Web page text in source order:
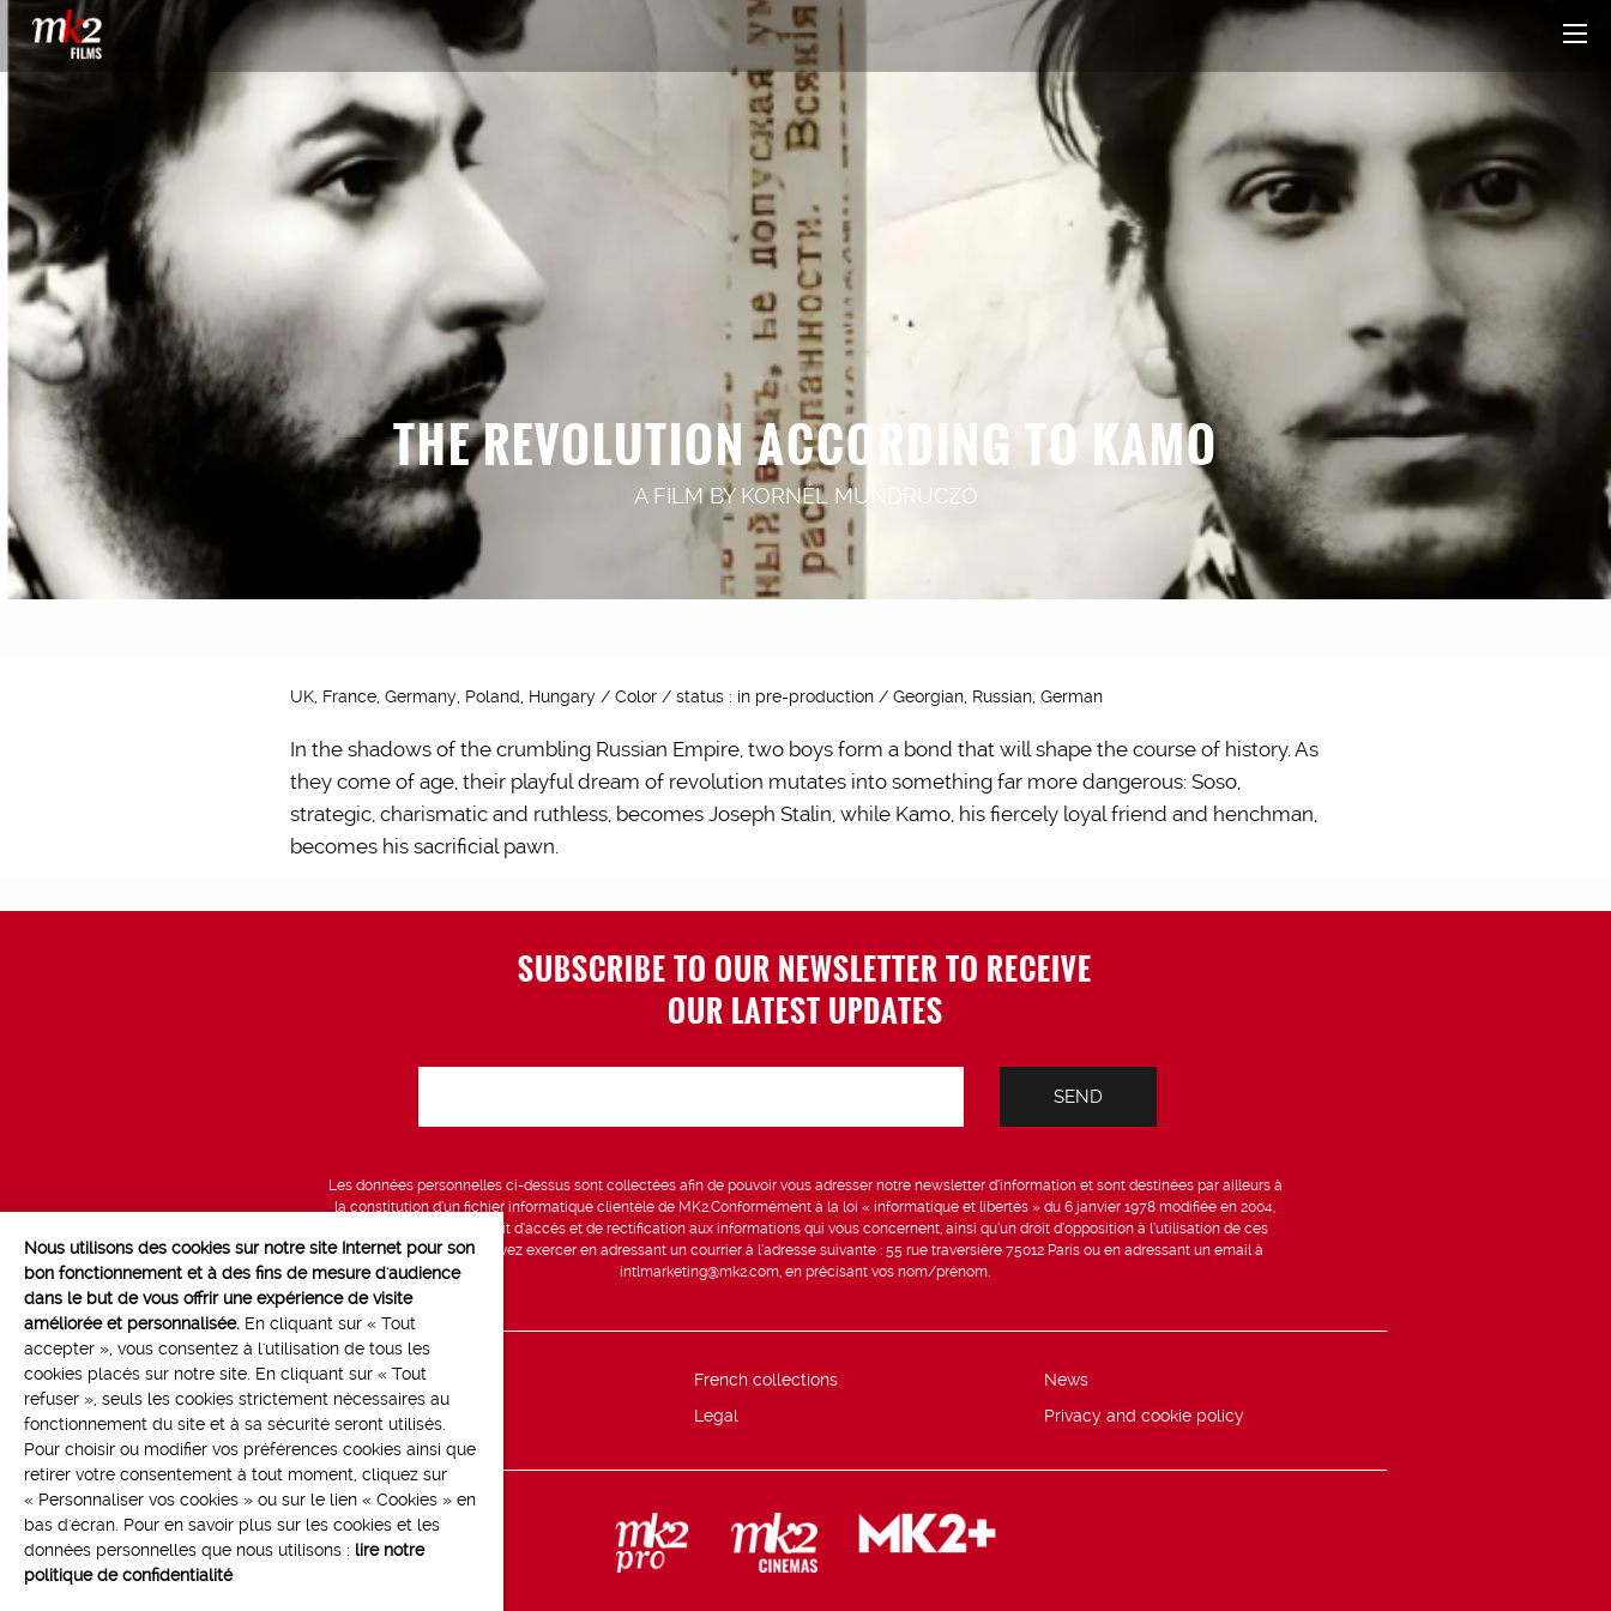
THE REVOLUTION ACCORDING TO KAMO
A FILM BY KORNÉL MUNDRUCZÓ
UK, France, Germany, Poland, Hungary / Color / status : in pre-production / Georgian, Russian, German
In the shadows of the crumbling Russian Empire, two boys form a bond that will shape the course of history. As
they come of age, their playful dream of revolution mutates into something far more dangerous: Soso,
strategic, charismatic and ruthless, becomes Joseph Stalin, while Kamo, his fiercely loyal friend and henchman,
becomes his sacrificial pawn.
SUBSCRIBE TO OUR NEWSLETTER TO RECEIVE
OUR LATEST UPDATES
Les données personnelles ci-dessus sont collectées afin de pouvoir vous adresser notre newsletter d’information et sont destinées par ailleurs à
la constitution d’un fichier informatique clientèle de MK2.Conformément à la loi « informatique et libertés » du 6 janvier 1978 modifiée en 2004,
vous bénéficiez d’un droit d’accès et de rectification aux informations qui vous concernent, ainsi qu’un droit d’opposition à l’utilisation de ces
données, que vous pouvez exercer en adressant un courrier à l’adresse suivante : 55 rue traversière 75012 Paris ou en adressant un email à
intlmarketing@mk2.com, en précisant vos nom/prénom.
Line up French collections
News
Contact
Legal Privacy and cookie policy
Nous utilisons des cookies sur notre site Internet pour son
bon fonctionnement et à des fins de mesure d'audience
dans le but de vous offrir une expérience de visite
améliorée et personnalisée. En cliquant sur « Tout
accepter », vous consentez à l'utilisation de tous les
cookies placés sur notre site. En cliquant sur « Tout
refuser », seuls les cookies strictement nécessaires au
fonctionnement du site et à sa sécurité seront utilisés.
Pour choisir ou modifier vos préférences cookies ainsi que
retirer votre consentement à tout moment, cliquez sur
« Personnaliser vos cookies » ou sur le lien « Cookies » en
bas d'écran. Pour en savoir plus sur les cookies et les
données personnelles que nous utilisons : lire notre
politique de confidentialité